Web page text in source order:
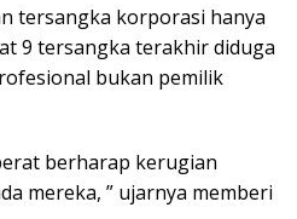
tersangka korporasi hanya
9 tersangka terakhir diduga
bukan pemilik
berharap kerugian
mereka, ” ujarnya memberi